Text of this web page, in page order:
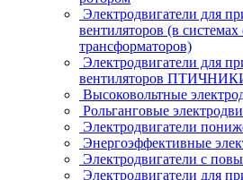
Электродвигатели для
вентиляторов (в
трансформаторов)
Электродвигатели для
вентиляторов
Высоковольтные
Рольганговые
Электродвигатели
Энергоэффективные
Электродвигатели с
Электродвигатели для